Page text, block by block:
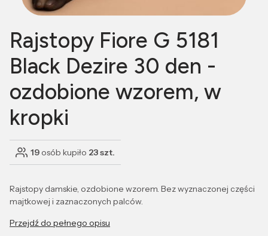
Rajstopy Fiore G 5181
Black Dezire 30 den -
ozdobione wzorem, w
kropki
19 osób kupiło 23 szt.
Rajstopy damskie, ozdobione wzorem. Bez wyznaczonej części
majtkowej i zaznaczonych palców.
Przejdź do pełnego opisu